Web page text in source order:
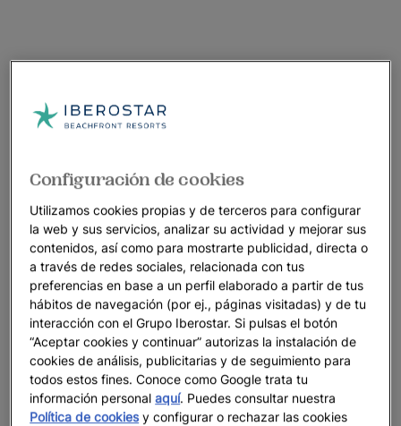
Configuración de cookies
Utilizamos cookies propias y de terceros para configurar
la web y sus servicios, analizar su actividad y mejorar sus
contenidos, así como para mostrarte publicidad, directa o
a través de redes sociales, relacionada con tus
preferencias en base a un perfil elaborado a partir de tus
hábitos de navegación (por ej., páginas visitadas) y de tu
interacción con el Grupo Iberostar. Si pulsas el botón
“Aceptar cookies y continuar” autorizas la instalación de
cookies de análisis, publicitarias y de seguimiento para
todos estos fines. Conoce como Google trata tu
información personalaquí. Puedes consultar nuestra
Política de cookiesy configurar o rechazar las cookies